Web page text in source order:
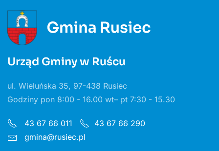
Urząd Gminy w Ruścu
ul. Wieluńska 35, 97-438 Rusiec
Godziny pon 8:00 - 16.00 wt– pt 7:30 - 15.30
43 67 66 011
43 67 66 290
gmina@rusiec.pl